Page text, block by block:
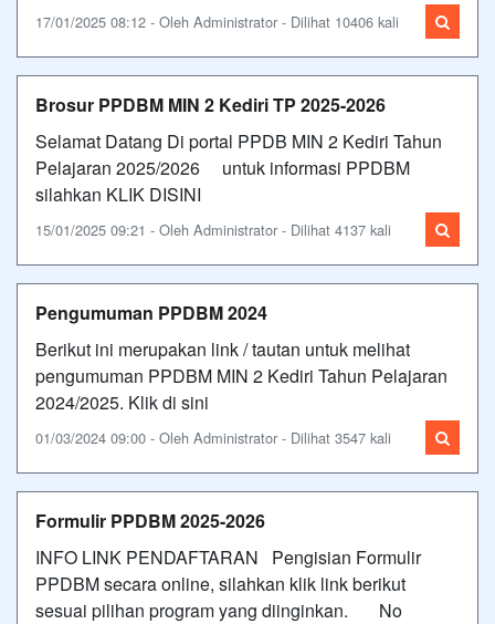
17/01/2025 08:12 - Oleh Administrator - Dilihat 10406 kali
Brosur PPDBM MIN 2 Kediri TP 2025-2026
Selamat Datang Di portal PPDB MIN 2 Kediri Tahun
Pelajaran 2025/2026 untuk informasi PPDBM
silahkan KLIK DISINI
15/01/2025 09:21 - Oleh Administrator - Dilihat 4137 kali
Pengumuman PPDBM 2024
Berikut ini merupakan link / tautan untuk melihat
pengumuman PPDBM MIN 2 Kediri Tahun Pelajaran
2024/2025. Klik di sini
01/03/2024 09:00 - Oleh Administrator - Dilihat 3547 kali
Formulir PPDBM 2025-2026
INFO LINK PENDAFTARAN Pengisian Formulir
PPDBM secara online, silahkan klik link berikut
sesuai pilihan program yang diinginkan. No